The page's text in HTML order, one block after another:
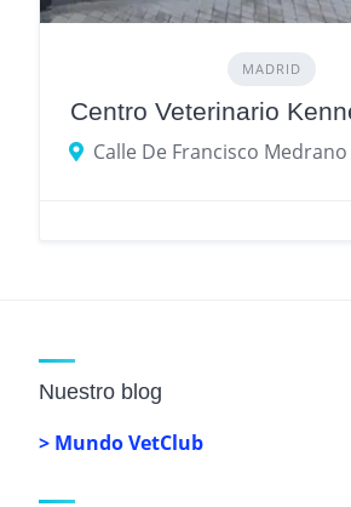
MADRID
Centro Veterinario
Nuestro blog
> Mundo VetClub